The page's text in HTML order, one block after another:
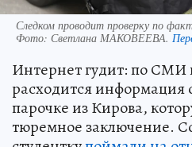
Следком проводит проверку по
Фото: Светлана МАКОВЕЕВА.
Интернет гудит: по СМИ
расходится информация
парочке из Кирова,
тюремное заключение.